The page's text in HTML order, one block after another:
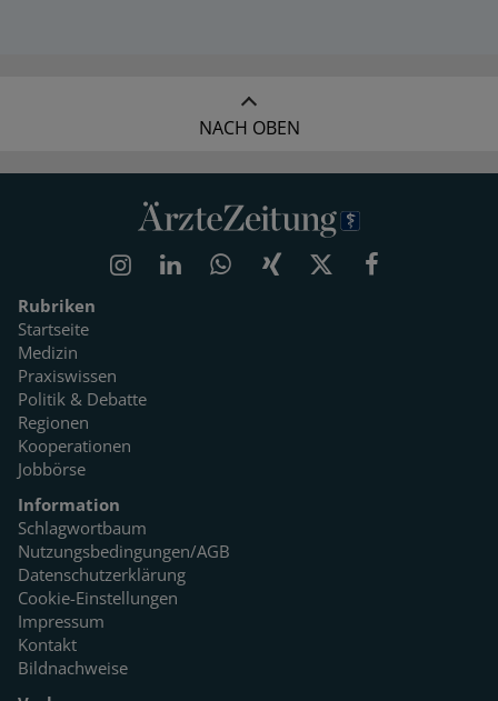
NACH OBEN
Rubriken
Startseite
Medizin
Praxiswissen
Politik & Debatte
Regionen
Kooperationen
Jobbörse
Information
Schlagwortbaum
Nutzungsbedingungen/AGB
Datenschutzerklärung
Cookie-Einstellungen
Impressum
Kontakt
Bildnachweise